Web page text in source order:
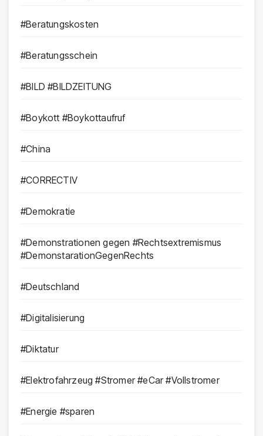
#Beratungskosten
#Beratungsschein
#BILD #BILDZEITUNG
#Boykott #Boykottaufruf
#China
#CORRECTIV
#Demokratie
#Demonstrationen gegen #Rechtsextremismus
#DemonstarationGegenRechts
#Deutschland
#Digitalisierung
#Diktatur
#Elektrofahrzeug #Stromer #eCar #Vollstromer
#Energie #sparen